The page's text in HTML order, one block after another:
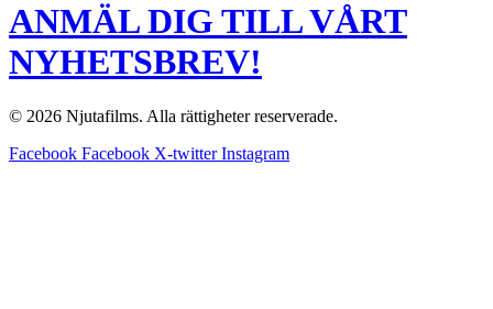
ANMÄL DIG TILL VÅRT
NYHETSBREV!
© 2026 Njutafilms. Alla rättigheter reserverade.
Facebook Facebook X-twitter Instagram